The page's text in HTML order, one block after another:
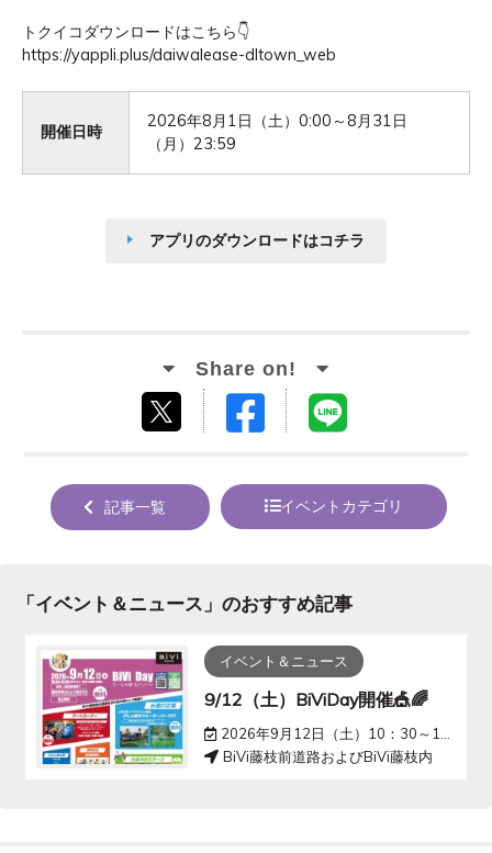
トクイコダウンロードはこちら👇
https://yappli.plus/daiwalease-dltown_web
開催日時
2026年8月1日（土）0:00～8月31日
（月）23:59
アプリのダウンロードはコチラ
する
Facebook
る
記事一覧 イベントカテゴリ
「イベント＆ニュース 」のおすすめ記事
イベント＆ニュース
9/12（土）BiViDay開催🎪🌈
2026年9月12日（土）10：30～15：00
BiVi藤枝前道路およびBiVi藤枝内